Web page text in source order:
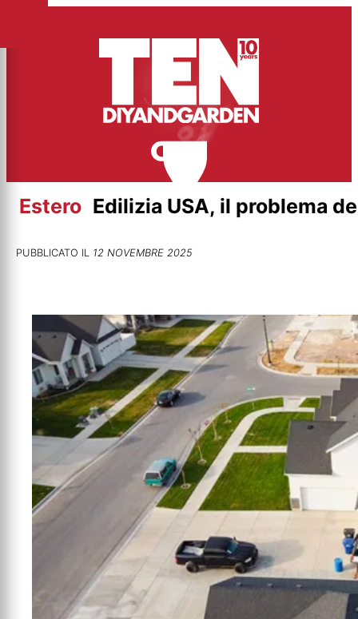
contenuto
Estero Edilizia USA, il problema
PUBBLICATO IL 12 NOVEMBRE 2025